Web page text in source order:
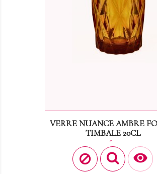
VERRE NUANCE AMBRE
TIMBALE 20CL
Prix
0,60 €
